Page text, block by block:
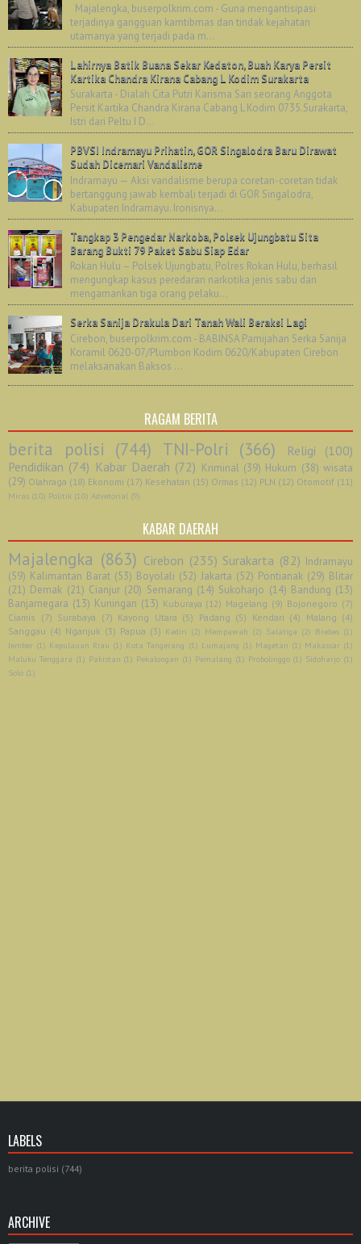
Majalengka, buserpolkrim.com - Guna mengantisipasi
terjadinya gangguan kamtibmas dan tindak kejahatan
utamanya yang terjadi pada m...
Lahirnya Batik Buana Sekar Kedaton, Buah Karya Persit
Kartika Chandra Kirana Cabang L Kodim Surakarta
Surakarta - Dialah Cita Putri Karisma Sari seorang Anggota
Persit Kartika Chandra Kirana Cabang L Kodim 0735.Surakarta,
Istri dari Peltu I D...
PBVSI Indramayu Prihatin, GOR Singalodra Baru Dirawat
Sudah Dicemari Vandalisme
Indramayu — Aksi vandalisme berupa coretan-coretan tidak
bertanggung jawab kembali terjadi di GOR Singalodra,
Kabupaten Indramayu. Ironisnya...
Tangkap 3 Pengedar Narkoba, Polsek Ujungbatu Sita
Barang Bukti 79 Paket Sabu Siap Edar
Rokan Hulu – Polsek Ujungbatu, Polres Rokan Hulu, berhasil
mengungkap kasus peredaran narkotika jenis sabu dan
mengamankan tiga orang pelaku...
Serka Sanija Drakula Dari Tanah Wali Beraksi Lagi
Cirebon, buserpolkrim.com - BABINSA Pamijahan Serka Sanija
Koramil 0620-07/Plumbon Kodim 0620/Kabupaten Cirebon
melaksanakan Baksos ...
RAGAM BERITA
berita polisi (744) TNI-Polri (366) Religi
(100)
Pendidikan (74) Kabar Daerah (72) Kriminal (39) Hukum (38) wisata
(29) Olahraga (18) Ekonomi (17) Kesehatan (15) Ormas (12) PLN (12) Otomotif (11)
Miras (10) Politik (10) Advetorial (9)
KABAR DAERAH
Majalengka (863) Cirebon (235) Surakarta (82) Indramayu
(59) Kalimantan Barat (53) Boyolali (52) Jakarta (52) Pontianak (29) Blitar
(21) Demak (21) Cianjur (20) Semarang (14) Sukoharjo (14) Bandung (13)
Banjarnegara (13) Kuningan (13) Kuburaya (12) Magelang (9) Bojonegoro (7)
Ciamis (7) Surabaya (7) Kayong Utara (5) Padang (5) Kendari (4) Malang (4)
Sanggau (4) Nganjuk (3) Papua (3) Kediri (2) Mempawah (2) Salatiga (2) Brebes (1)
Jember (1) Kepulauan Riau (1) Kota Tangerang (1) Lumajang (1) Magetan (1) Makassar (1)
Maluku Tenggara (1) Pakistan (1) Pekalongan (1) Pemalang (1) Probolinggo (1) Sidoharjo (1)
Solo (1)
LABELS
berita polisi (744)
ARCHIVE